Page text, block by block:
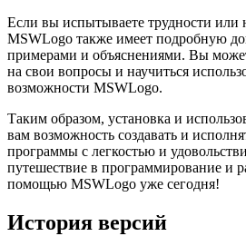
Если вы испытываете трудности или
MSWLogo также имеет подробную
примерами и объяснениями. Вы
на свои вопросы и научиться
возможности MSWLogo.
Таким образом, установка и
вам возможность создавать и
программы с легкостью и
путешествие в программирование и
помощью MSWLogo уже сегодня!
История версий